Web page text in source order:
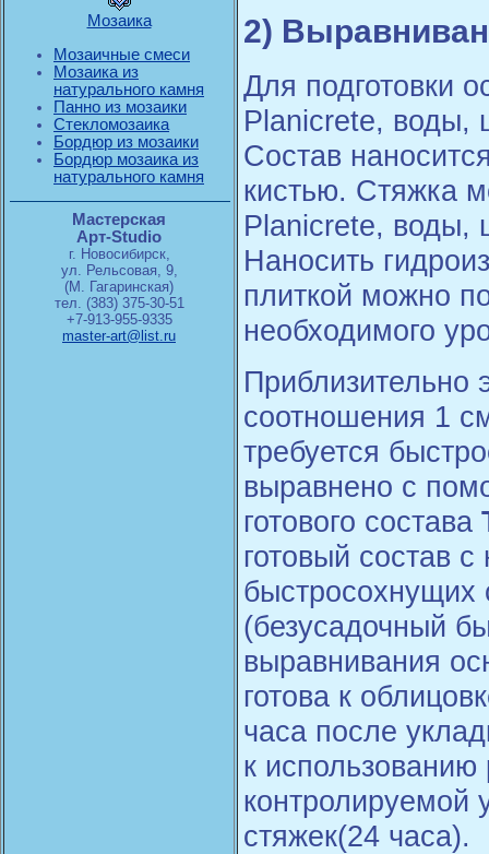
Мозаика
Мозаичные смеси
Мозаика из
натурального камня
Панно из мозаики
Стекломозаика
Бордюр из мозаики
Бордюр мозаика из
натурального камня
Мастерская
Арт-Studio
г. Новосибирск,
ул. Рельсовая, 9,
(М. Гагаринская)
тел. (383) 375-30-51
+7-913-955-9335
master-art@list.ru
2)
Для подготовки
Planicrete, воды,
Состав
кистью. Стяжка
Planicrete, воды,
Наносить
плиткой можно
необходимого
Приблизительно
соотношения 1
требуется
выравнено с
готового состава
готовый состав
(безусадочный
выравнивания
готова к
часа после
к
контролируемой
стяжек(24 часа).